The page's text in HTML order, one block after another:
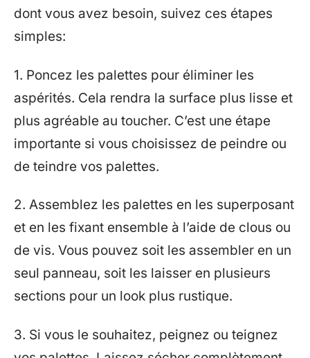
dont vous avez besoin, suivez ces étapes
simples:
1. Poncez les palettes pour éliminer les
aspérités. Cela rendra la surface plus lisse et
plus agréable au toucher. C’est une étape
importante si vous choisissez de peindre ou
de teindre vos palettes.
2. Assemblez les palettes en les superposant
et en les fixant ensemble à l’aide de clous ou
de vis. Vous pouvez soit les assembler en un
seul panneau, soit les laisser en plusieurs
sections pour un look plus rustique.
3. Si vous le souhaitez, peignez ou teignez